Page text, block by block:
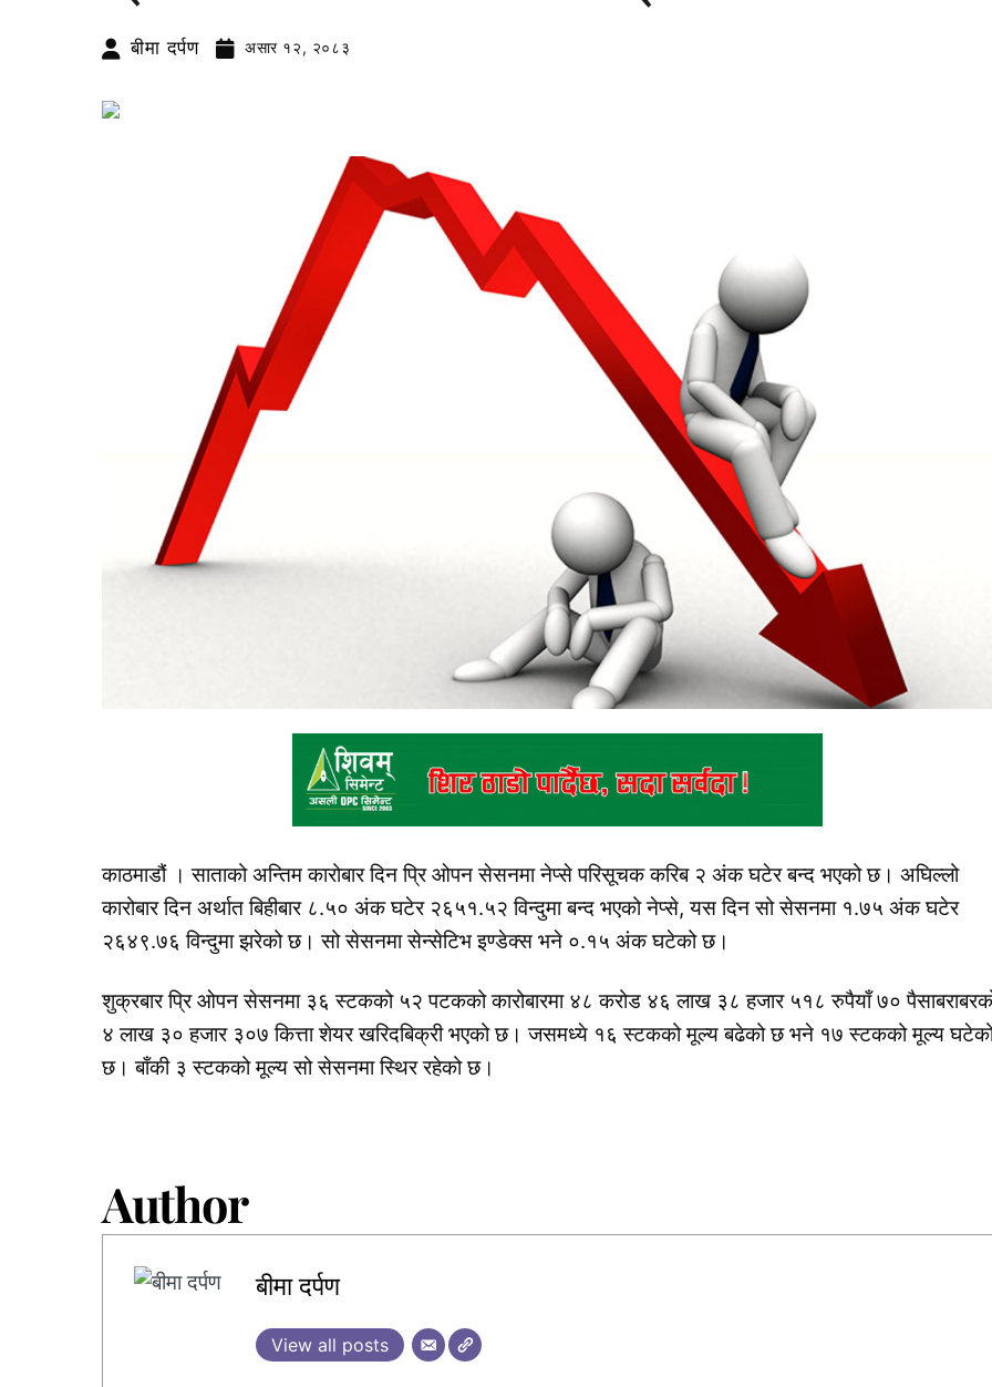
बीमा दर्पण असार १२, २०८३
काठमाडौं । साताको अन्तिम कारोबार दिन प्रि ओपन सेसनमा नेप्से परिसूचक करिब २ अंक घटेर बन्द भएको छ। अघिल्लो
कारोबार दिन अर्थात बिहीबार ८.५० अंक घटेर २६५१.५२ विन्दुमा बन्द भएको नेप्से, यस दिन सो सेसनमा १.७५ अंक घटेर
२६४९.७६ विन्दुमा झरेको छ। सो सेसनमा सेन्सेटिभ इण्डेक्स भने ०.१५ अंक घटेको छ।
शुक्रबार प्रि ओपन सेसनमा ३६ स्टकको ५२ पटकको कारोबारमा ४८ करोड ४६ लाख ३८ हजार ५१८ रुपैयाँ ७०
४ लाख ३० हजार ३०७ कित्ता शेयर खरिदबिक्री भएको छ। जसमध्ये १६ स्टकको मूल्य बढेको छ भने १७ स्टकको मूल्य
छ। बाँकी ३ स्टकको मूल्य सो सेसनमा स्थिर रहेको छ।
Author
बीमा दर्पण
View all posts